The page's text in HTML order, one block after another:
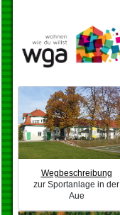
Wegbeschreibung
zur Sportanlage in der
Aue